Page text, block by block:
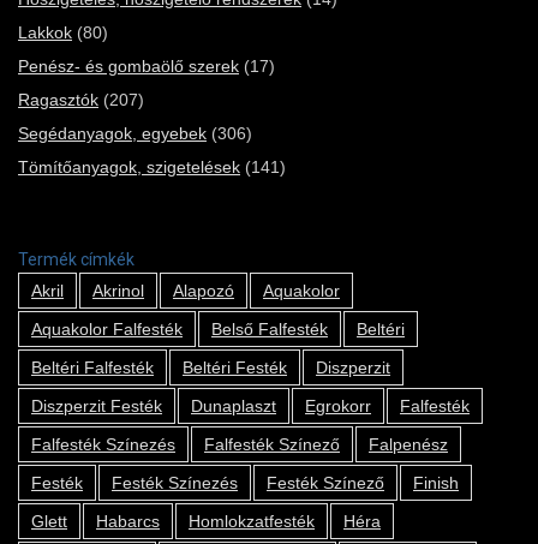
Lakkok (80)
Penész- és gombaölő szerek (17)
Ragasztók (207)
Segédanyagok, egyebek (306)
Tömítőanyagok, szigetelések (141)
Termék címkék
Akril
Akrinol Alapozó
Aquakolor
Aquakolor Falfesték
Belső Falfesték
Beltéri
Beltéri Falfesték
Beltéri Festék
Diszperzit
Diszperzit Festék
Dunaplaszt Egrokorr
Falfesték
Falfesték Színezés
Falfesték Színező
Falpenész
Festék
Festék Színezés Festék Színező
Finish
Glett
Habarcs Homlokzatfesték
Héra